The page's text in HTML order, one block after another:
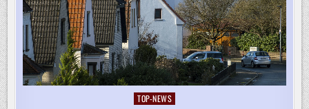
Posted
TOP-NEWS